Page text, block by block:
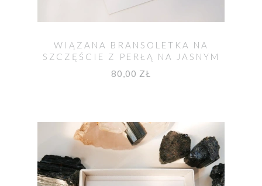
WIĄZANA BRANSOLETKA NA
SZCZĘŚCIE Z PERŁĄ NA JASNYM
SZNURKU
80,00 ZŁ